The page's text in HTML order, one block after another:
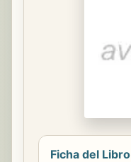
Ficha del Libro